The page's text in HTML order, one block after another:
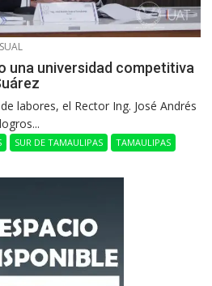
una universidad competitiva
labores, el Rector Ing. José Andrés
SUR DE TAMAULIPAS
TAMAULIPAS